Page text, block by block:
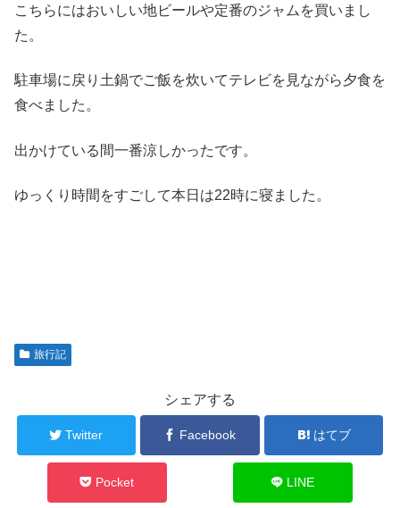
こちらにはおいしい地ビールや定番のジャムを買いまし
た。
駐車場に戻り土鍋でご飯を炊いてテレビを見ながら夕食を
食べました。
出かけている間一番涼しかったです。
ゆっくり時間をすごして本日は22時に寝ました。
旅行記
シェアする
Twitter Facebook はてブ
Pocket LINE